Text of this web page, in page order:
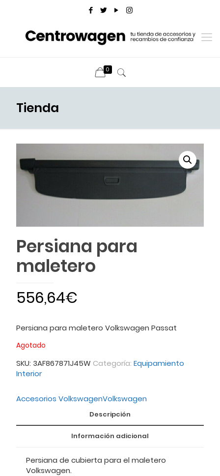
0
Tienda
Persiana para
maletero
556,64€
Persiana para maletero Volkswagen Passat
Agotado
SKU: 3AF867871J45W Categoría: Equipamiento
Interior
Accesorios VolkswagenVolkswagen
Descripción
Información adicional
Persiana de cubierta para el maletero
Volkswagen.